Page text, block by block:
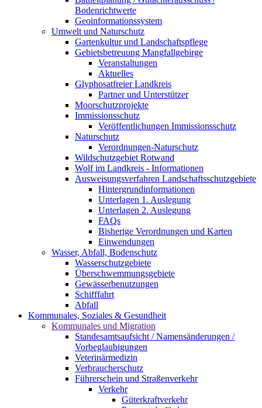
Bodenrichtwerte
Geoinformationssystem
Umwelt und Naturschutz
Gartenkultur und Landschaftspflege
Gebietsbetreuung Mangfallgebirge
Veranstaltungen
Aktuelles
Glyphosatfreier Landkreis
Partner und Unterstützer
Moorschutzprojekte
Immissionsschutz
Veröffentlichungen Immissionsschutz
Naturschutz
Verordnungen-Naturschutz
Wildschutzgebiet Rotwand
Wolf im Landkreis - Informationen
Ausweisungsverfahren Landschaftsschutzgebiete
Hintergrundinformationen
Unterlagen 1. Auslegung
Unterlagen 2. Auslegung
FAQs
Bisherige Verordnungen und Karten
Einwendungen
Wasser, Abfall, Bodenschutz
Wasserschutzgebiete
Überschwemmungsgebiete
Gewässerbenutzungen
Schifffahrt
Abfall
Kommunales, Soziales & Gesundheit
Kommunales und Migration
Standesamtsaufsicht / Namensänderungen /
Vorbeglaubigungen
Veterinärmedizin
Verbraucherschutz
Führerschein und Straßenverkehr
Verkehr
Güterkraftverkehr